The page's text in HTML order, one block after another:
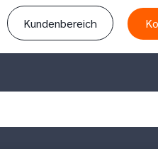
Kundenbereich